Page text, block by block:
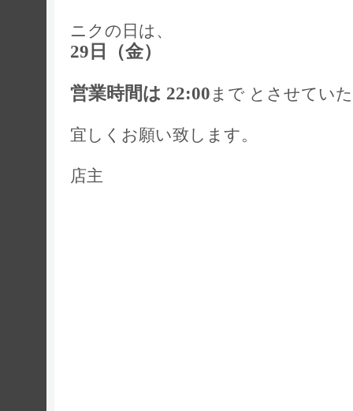
ニクの日は、
29日（金）
営業時間は 22:00 まで とさせてい
宜しくお願い致します。
店主